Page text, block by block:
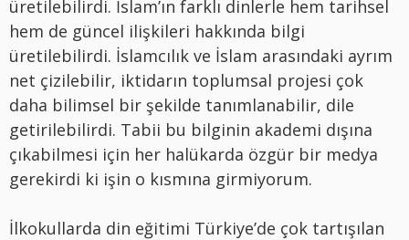
üretilebilirdi. İslam’ın farklı dinlerle hem tarihsel
hem de güncel ilişkileri hakkında bilgi
üretilebilirdi. İslamcılık ve İslam arasındaki ayrım
net çizilebilir, iktidarın toplumsal projesi çok
daha bilimsel bir şekilde tanımlanabilir, dile
getirilebilirdi. Tabii bu bilginin akademi dışına
çıkabilmesi için her halükarda özgür bir medya
gerekirdi ki işin o kısmına girmiyorum.
İlkokullarda din eğitimi Türkiye’de çok tartışılan